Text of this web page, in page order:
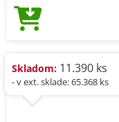
Skladom: 11.390 ks
- v ext. sklade: 65.368 ks